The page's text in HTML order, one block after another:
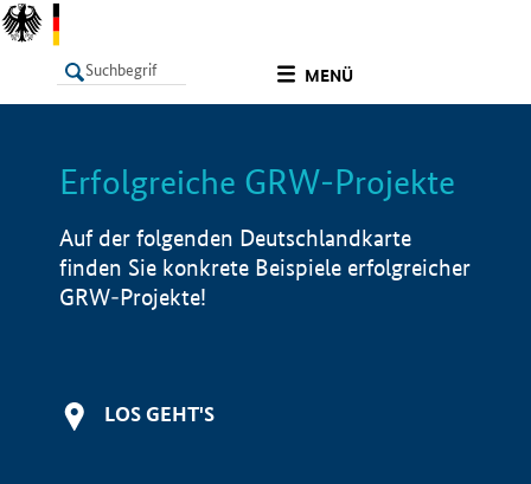
MENÜ
LISTE Info
Erfolgreiche GRW-Projekte
Auf der folgenden Deutschlandkarte
finden Sie konkrete Beispiele erfolgreicher
GRW-Projekte!
LOS GEHT'S